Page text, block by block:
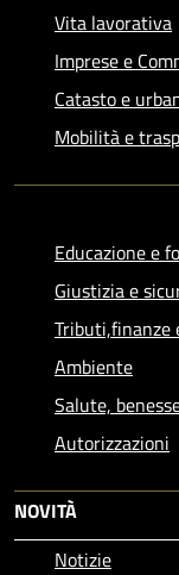
Vita lavorativa
Imprese e
Catasto e
Mobilità e
Educazione e
Giustizia e
Tributi,finanze
Ambiente
Salute,
Autorizzazioni
NOVITÀ
Notizie